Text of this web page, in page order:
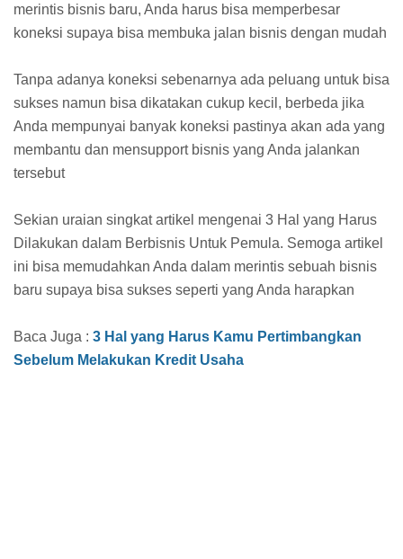
merintis bisnis baru, Anda harus bisa memperbesar
koneksi supaya bisa membuka jalan bisnis dengan mudah
Tanpa adanya koneksi sebenarnya ada peluang untuk bisa
sukses namun bisa dikatakan cukup kecil, berbeda jika
Anda mempunyai banyak koneksi pastinya akan ada yang
membantu dan mensupport bisnis yang Anda jalankan
tersebut
Sekian uraian singkat artikel mengenai 3 Hal yang Harus
Dilakukan dalam Berbisnis Untuk Pemula. Semoga artikel
ini bisa memudahkan Anda dalam merintis sebuah bisnis
baru supaya bisa sukses seperti yang Anda harapkan
Baca Juga : 3 Hal yang Harus Kamu Pertimbangkan
Sebelum Melakukan Kredit Usaha